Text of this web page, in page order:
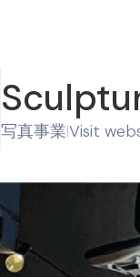
写真事業|Visit